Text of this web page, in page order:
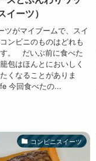
イーツ）
ツがマイブームで、スイ
ンビニのものはどれも
。 だいぶ前に食べた
包はほんとにおいしく
くなることがありま
今回食べたの...
コンビニスイーツ